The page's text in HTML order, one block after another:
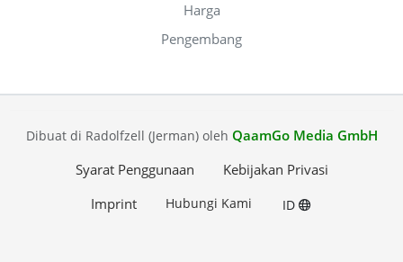
Harga
Pengembang
Dibuat di Radolfzell (Jerman) oleh QaamGo Media GmbH
Syarat Penggunaan
Kebijakan Privasi
Imprint
Hubungi Kami ID